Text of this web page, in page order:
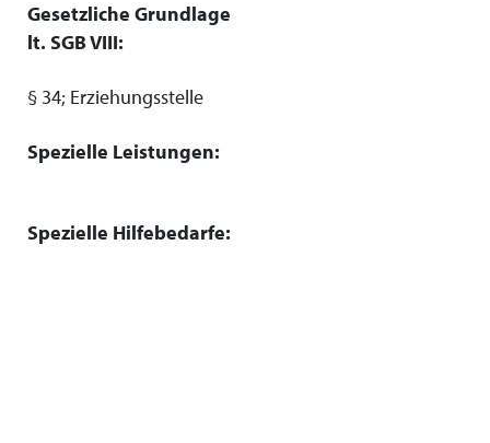
Gesetzliche Grundlage
lt. SGB VIII:
§ 34; Erziehungsstelle
Spezielle Leistungen:
Spezielle Hilfebedarfe: